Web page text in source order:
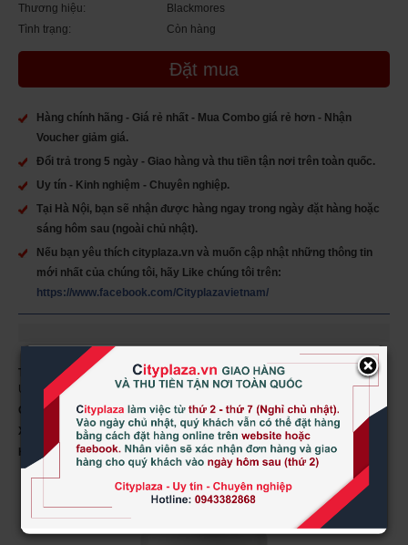
Thương hiệu:
Blackmores
Tình trạng:
Còn hàng
Đặt mua
Hàng chính hãng - Giá rẻ nhất - Mua Combo giá rẻ hơn - Nhận
Voucher giảm giá.
Đổi trả trong 5 ngày - Giao hàng và thu tiền tận nơi trên toàn quốc.
Uy tín - Kinh nghiệm - Chuyên nghiệp.
Tại Hà Nội, bạn sẽ nhận được hàng ngay trong ngày đặt hàng hoặc
sáng hôm sau (ngoài chủ nhật).
Nếu bạn yêu thích cityplaza.vn và muốn cập nhật những thông tin
mới nhất của chúng tôi, hãy Like chúng tôi trên:
https://www.facebook.com/Cityplazavietnam/
Tên sản phẩm:
Viên uống CoQ10 Blackmores 150mg Úc hộp 90 viên của
Úc
Quy cách:
hộp 90 viên
Xuất xứ:
Nhập nguyên hộp từ Úc
Hãng sản xuất: Blackmores
×